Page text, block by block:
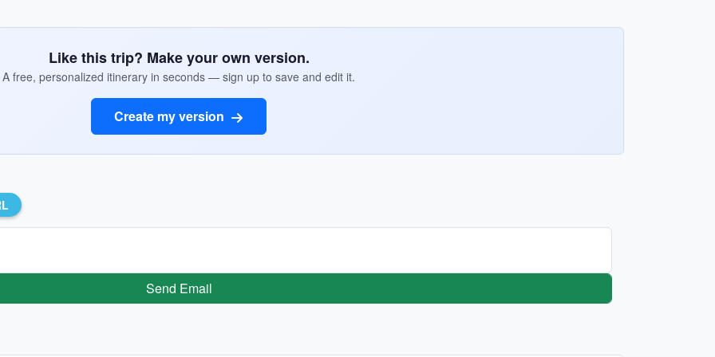
Like this trip? Make your own version.
A free, personalized itinerary in seconds — sign up to save and edit it.
Create my version
Send Email